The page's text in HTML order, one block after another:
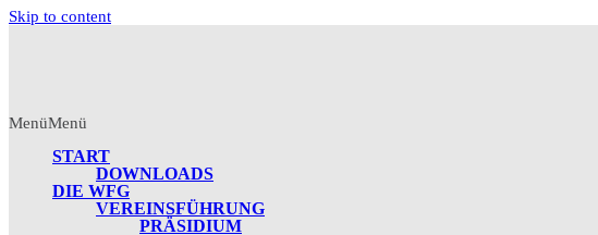
Skip to content
MenüMenü
START
DOWNLOADS
DIE WFG
VEREINSFÜHRUNG
PRÄSIDIUM